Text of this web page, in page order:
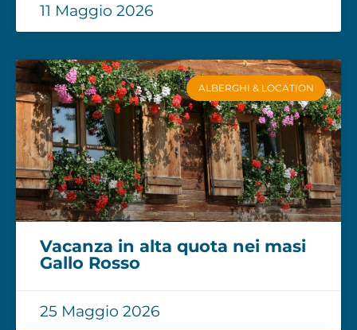
11 Maggio 2026
ALBERGHI & LOCATION
Vacanza in alta quota nei masi
Gallo Rosso
25 Maggio 2026